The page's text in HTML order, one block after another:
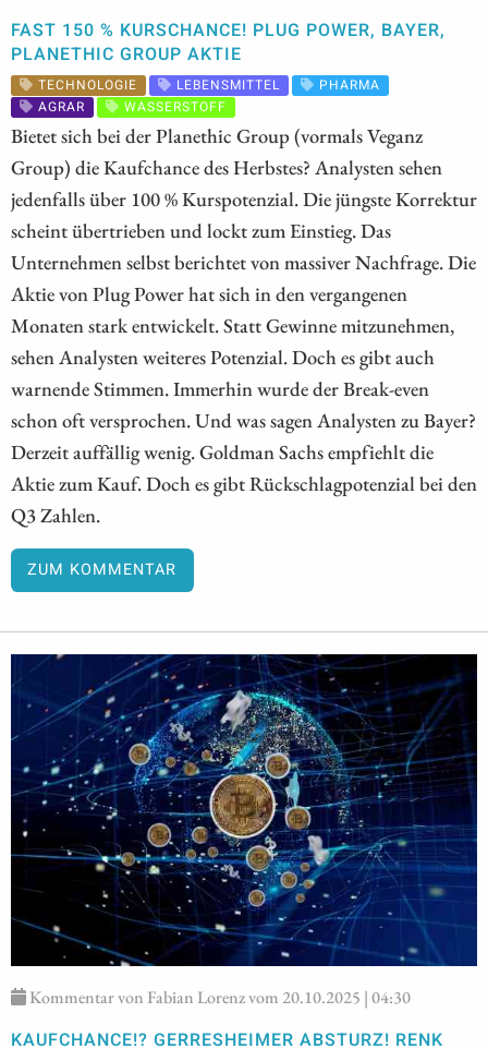
FAST 150 % KURSCHANCE! PLUG POWER, BAYER,
PLANETHIC GROUP AKTIE
TECHNOLOGIE LEBENSMITTEL
PHARMA
AGRAR
WASSERSTOFF
Bietet sich bei der Planethic Group (vormals Veganz
Group) die Kaufchance des Herbstes? Analysten sehen
jedenfalls über 100 % Kurspotenzial. Die jüngste Korrektur
scheint übertrieben und lockt zum Einstieg. Das
Unternehmen selbst berichtet von massiver Nachfrage. Die
Aktie von Plug Power hat sich in den vergangenen
Monaten stark entwickelt. Statt Gewinne mitzunehmen,
sehen Analysten weiteres Potenzial. Doch es gibt auch
warnende Stimmen. Immerhin wurde der Break-even
schon oft versprochen. Und was sagen Analysten zu Bayer?
Derzeit auffällig wenig. Goldman Sachs empfiehlt die
Aktie zum Kauf. Doch es gibt Rückschlagpotenzial bei den
Q3 Zahlen.
ZUM KOMMENTAR
Kommentar von Fabian Lorenz vom 20.10.2025 | 04:30
KAUFCHANCE!? GERRESHEIMER ABSTURZ! RENK